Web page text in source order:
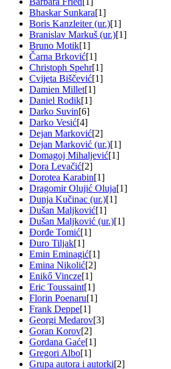
Bhaskar Sunkara[1]
Boris Kanzleiter (ur.)[1]
Branislav Markuš (ur.)[1]
Bruno Motik[1]
Čarna Brković[1]
Christoph Spehr[1]
Cvijeta Biščević[1]
Damien Millet[1]
Daniel Rodik[1]
Darko Suvin[6]
Darko Vesić[4]
Dejan Marković[2]
Dejan Marković (ur.)[1]
Domagoj Mihaljević[1]
Dora Levačić[2]
Dorotea Karabin[1]
Dragomir Olujić Oluja[1]
Dunja Kučinac (ur.)[1]
Dušan Maljković[1]
Dušan Maljković (ur.)[1]
Đorđe Tomić[1]
Đuro Tiljak[1]
Emin Eminagić[1]
Emina Nikolić[2]
Enikő Vincze[1]
Eric Toussaint[1]
Florin Poenaru[1]
Frank Deppe[1]
Georgi Medarov[3]
Goran Korov[2]
Gordana Gaće[1]
Gregori Albo[1]
Grupa autora i autorki[2]